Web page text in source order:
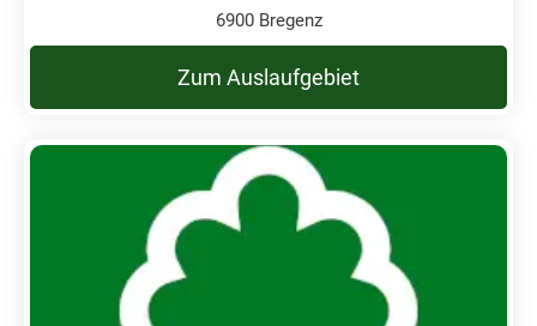
6900 Bregenz
Zum Auslaufgebiet